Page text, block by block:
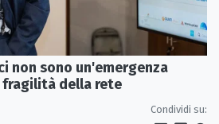
non sono un'emergenza
fragilità della rete
Condividi su: